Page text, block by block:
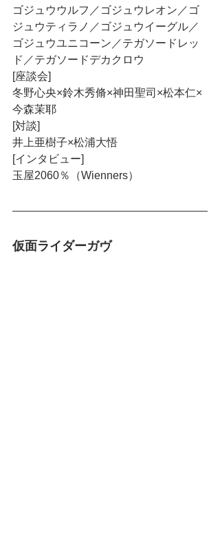
ゴジュウウルフ／ゴジュウレオン／ゴ
ジュウティラノ／ゴジュウイーグル／
ゴジュウユニコーン／テガソードレッ
ド／テガソードデカクロウ
[座談会]
冬野心央×鈴木秀脩×神田聖司×松本仁×
今森茉耶
[対談]
井上亜樹子×松浦大悟
[インタビュー]
玉屋2060％（Wienners）
仮面ライダーガヴ